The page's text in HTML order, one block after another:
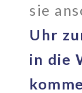
sie
Uhr
in die